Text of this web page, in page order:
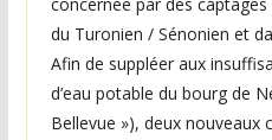
du Turonien / Sénonien et
Afin de suppléer aux
d’eau potable du bourg de
Bellevue »), deux nouveaux